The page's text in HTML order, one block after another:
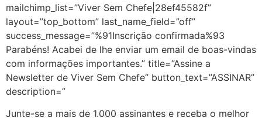
mailchimp_list=”Viver Sem Chefe|28ef45582f”
layout=”top_bottom” last_name_field=”off”
success_message=”%91Inscrição confirmada%93
Parabéns! Acabei de lhe enviar um email de boas-vindas
com informações importantes.” title=”Assine a
Newsletter de Viver Sem Chefe” button_text=”ASSINAR”
description=”
Junte-se a mais de 1.000 assinantes e receba o melhor